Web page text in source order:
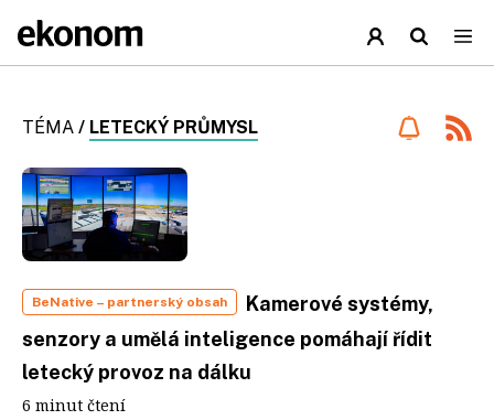
TÉMA / LETECKÝ PRŮMYSL
BeNative – partnerský obsah
Kamerové systémy,
senzory a umělá inteligence pomáhají řídit
letecký provoz na dálku
6 minut čtení